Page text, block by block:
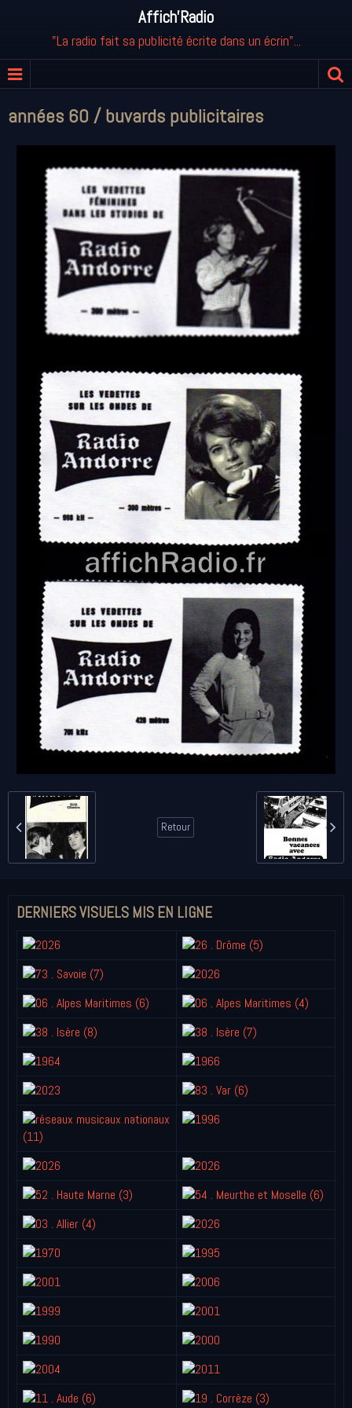
Affich'Radio
"La radio fait sa publicité écrite dans un écrin"...
années 60 / buvards publicitaires
Retour
DERNIERS VISUELS MIS EN LIGNE